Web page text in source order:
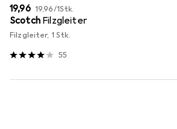
EUR
19,96 EUR
19,96/1Stk.
Scotch Filzgleiter
Filzgleiter, 1 Stk.
55